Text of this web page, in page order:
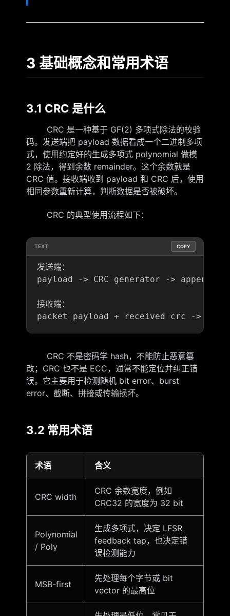
3 基础概念和常用术语
3.1 CRC 是什么
CRC 是一种基于 GF(2) 多项式除法的校验
码。发送端把 payload 数据看成一个二进制多项
式，使用约定好的生成多项式 polynomial 做模
2 除法，得到余数 remainder。这个余数就是
CRC 值。接收端收到 payload 和 CRC 后，使用
相同参数重新计算，判断数据是否被破坏。
CRC 的典型使用流程如下：
TEXT COPY
发送端：
payload -> CRC generator -> append
接收端：
CRC 不是密码学 hash，不能防止恶意篡
改；CRC 也不是 ECC，通常不能定位并纠正错
误。它主要用于检测随机 bit error、burst
error、截断、拼接或传输损坏。
3.2 常用术语
术语 含义
CRC width
CRC 余数宽度，例如
CRC32 的宽度为 32 bit
Polynomial
/ Poly
生成多项式，决定 LFSR
feedback tap，也决定错
误检测能力
MSB-first
先处理每个字节或 bit
vector 的最高位